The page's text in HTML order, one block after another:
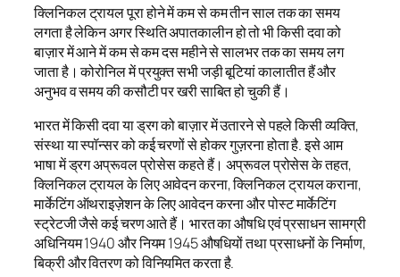
क्लिनिकल ट्रायल पूरा होने में कम से कम तीन साल तक का समय
लगता है लेकिन अगर स्थिति अपातकालीन हो तो भी किसी दवा को
बाज़ार में आने में कम से कम दस महीने से सालभर तक का समय लग
जाता है। कोरोनिल में प्रयुक्त सभी जड़ी बूटियां कालातीत हैं और
अनुभव व समय की कसौटी पर खरी साबित हो चुकी हैं।
भारत में किसी दवा या ड्रग को बाज़ार में उतारने से पहले किसी व्यक्ति,
संस्था या स्पॉन्सर को कई चरणों से होकर गुज़रना होता है. इसे आम
भाषा में ड्रग अप्रूवल प्रोसेस कहते हैं। अप्रूवल प्रोसेस के तहत,
क्लिनिकल ट्रायल के लिए आवेदन करना, क्लिनिकल ट्रायल कराना,
मार्केटिंग ऑथराइज़ेशन के लिए आवेदन करना और पोस्ट मार्केटिंग
स्ट्रेटजी जैसे कई चरण आते हैं। भारत का औषधि एवं प्रसाधन सामग्री
अधिनियम 1940 और नियम 1945 औषधियों तथा प्रसाधनों के निर्माण,
बिक्री और वितरण को विनियमित करता है.